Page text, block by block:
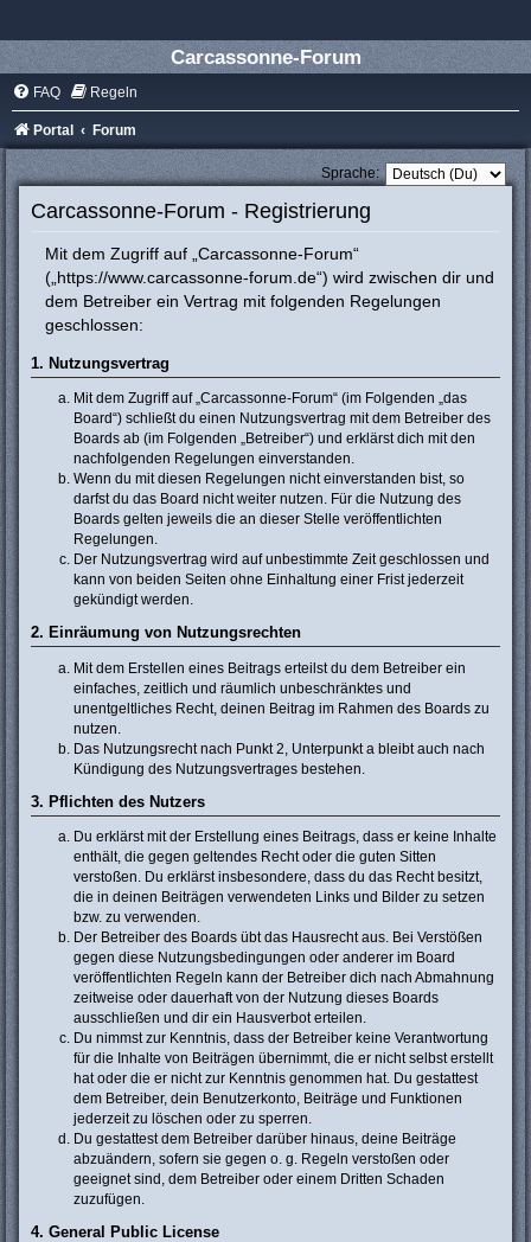
Carcassonne-Forum
FAQ Regeln
Portal Forum
Sprache:
Carcassonne-Forum - Registrierung
Mit dem Zugriff auf „Carcassonne-Forum“
(„https://www.carcassonne-forum.de“) wird zwischen dir und
dem Betreiber ein Vertrag mit folgenden Regelungen
geschlossen:
1. Nutzungsvertrag
Mit dem Zugriff auf „Carcassonne-Forum“ (im Folgenden „das
Board“) schließt du einen Nutzungsvertrag mit dem Betreiber des
Boards ab (im Folgenden „Betreiber“) und erklärst dich mit den
nachfolgenden Regelungen einverstanden.
Wenn du mit diesen Regelungen nicht einverstanden bist, so
darfst du das Board nicht weiter nutzen. Für die Nutzung des
Boards gelten jeweils die an dieser Stelle veröffentlichten
Regelungen.
Der Nutzungsvertrag wird auf unbestimmte Zeit geschlossen und
kann von beiden Seiten ohne Einhaltung einer Frist jederzeit
gekündigt werden.
2. Einräumung von Nutzungsrechten
Mit dem Erstellen eines Beitrags erteilst du dem Betreiber ein
einfaches, zeitlich und räumlich unbeschränktes und
unentgeltliches Recht, deinen Beitrag im Rahmen des Boards zu
nutzen.
Das Nutzungsrecht nach Punkt 2, Unterpunkt a bleibt auch nach
Kündigung des Nutzungsvertrages bestehen.
3. Pflichten des Nutzers
Du erklärst mit der Erstellung eines Beitrags, dass er keine Inhalte
enthält, die gegen geltendes Recht oder die guten Sitten
verstoßen. Du erklärst insbesondere, dass du das Recht besitzt,
die in deinen Beiträgen verwendeten Links und Bilder zu setzen
bzw. zu verwenden.
Der Betreiber des Boards übt das Hausrecht aus. Bei Verstößen
gegen diese Nutzungsbedingungen oder anderer im Board
veröffentlichten Regeln kann der Betreiber dich nach Abmahnung
zeitweise oder dauerhaft von der Nutzung dieses Boards
ausschließen und dir ein Hausverbot erteilen.
Du nimmst zur Kenntnis, dass der Betreiber keine Verantwortung
für die Inhalte von Beiträgen übernimmt, die er nicht selbst erstellt
hat oder die er nicht zur Kenntnis genommen hat. Du gestattest
dem Betreiber, dein Benutzerkonto, Beiträge und Funktionen
jederzeit zu löschen oder zu sperren.
Du gestattest dem Betreiber darüber hinaus, deine Beiträge
abzuändern, sofern sie gegen o. g. Regeln verstoßen oder
geeignet sind, dem Betreiber oder einem Dritten Schaden
zuzufügen.
4. General Public License